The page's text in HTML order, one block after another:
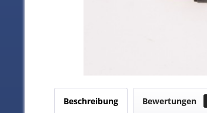
Beschreibung Bewertungen